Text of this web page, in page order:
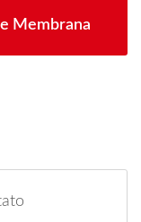
Membrana